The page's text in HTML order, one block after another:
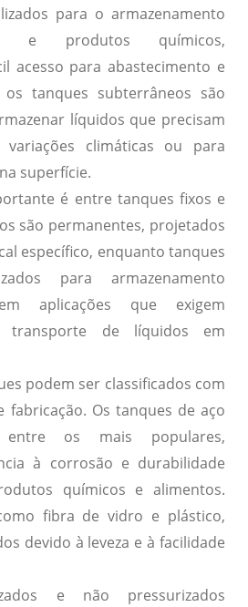
para o armazenamento
e produtos químicos,
acesso para abastecimento e
os tanques subterrâneos são
líquidos que precisam
climáticas ou para
superfície.
é entre tanques fixos e
são permanentes, projetados
específico, enquanto tanques
para armazenamento
aplicações que exigem
transporte de líquidos em
podem ser classificados com
fabricação. Os tanques de aço
entre os mais populares,
à corrosão e durabilidade
químicos e alimentos.
fibra de vidro e plástico,
devido à leveza e à facilidade
e não pressurizados